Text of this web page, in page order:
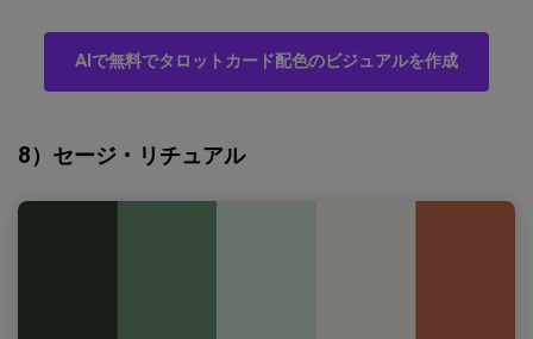
AIで無料でタロットカード配色のビジュアルを作成
8）セージ・リチュアル